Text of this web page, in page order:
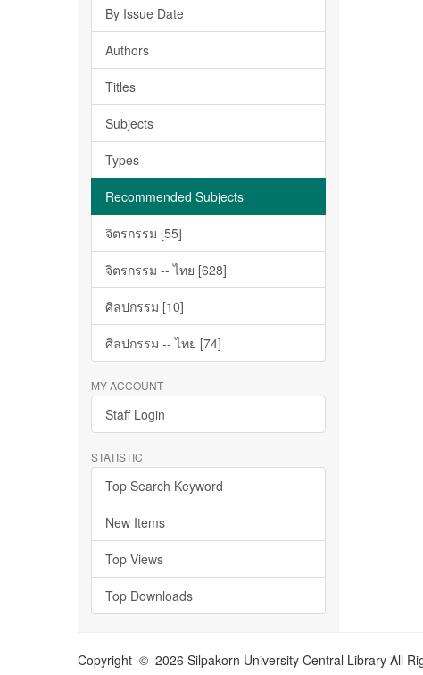
By Issue Date
Authors
Titles
Subjects
Types
Recommended Subjects
จิตรกรรม [55]
จิตรกรรม -- ไทย [628]
ศิลปกรรม [10]
ศิลปกรรม -- ไทย [74]
MY ACCOUNT
Staff Login
STATISTIC
Top Search Keyword
New Items
Top Views
Top Downloads
Copyright © 2026 Silpakorn University Central Library All